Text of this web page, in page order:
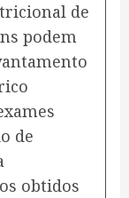
de
podem
de
obtidos